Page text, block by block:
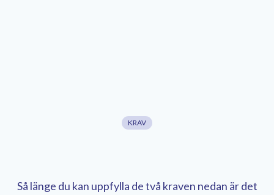
KRAV
Så länge du kan uppfylla de två kraven nedan är det